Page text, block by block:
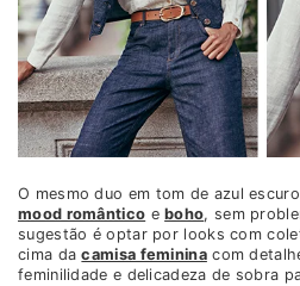
O mesmo duo em tom de azul
mood romântico eboho, sem
sugestão é optar por looks com
cima dacamisa femininacom
feminilidade e delicadeza de sobra